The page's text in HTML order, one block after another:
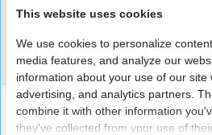
Productomschrijving
in de chat of stuur
Stuur e-mail
This website uses cookies
We use cookies to personalize
media features, and analyze our
information about your use of our site
advertising, and analytics partners.
combine it with other information
they've collected from your use of